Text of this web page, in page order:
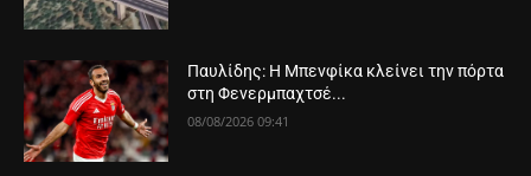
Παυλίδης: Η Μπενφίκα κλείνει την πόρτα
στη Φενερμπαχτσέ...
08/08/2026 09:41